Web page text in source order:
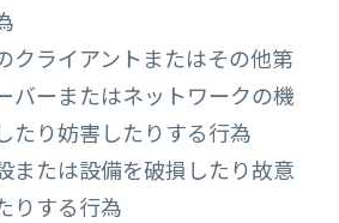
クライアントまたはその他第
バーまたはネットワークの機
たり妨害したりする行為
または設備を破損したり故意
りする行為